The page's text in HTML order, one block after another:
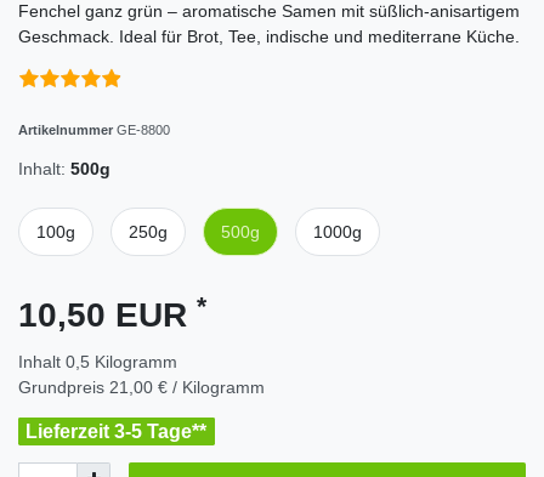
Fenchel ganz grün – aromatische Samen mit süßlich-anisartigem
Geschmack. Ideal für Brot, Tee, indische und mediterrane Küche.
Artikelnummer GE-8800
Inhalt: 500g
100g 250g 500g 1000g
10,50 EUR *
Inhalt 0,5 Kilogramm
Grundpreis 21,00 € / Kilogramm
Lieferzeit 3-5 Tage**